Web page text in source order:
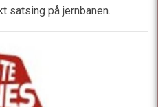
satsing på jernbanen.